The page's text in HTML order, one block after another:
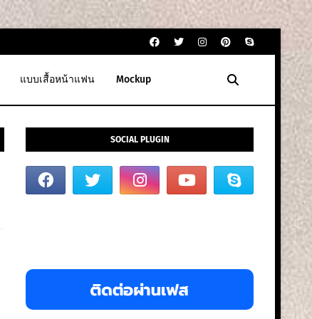
แบบเสื้อหน้าแฟน Mockup
SOCIAL PLUGIN